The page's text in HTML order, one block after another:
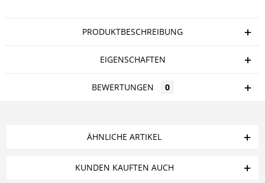
PRODUKTBESCHREIBUNG
EIGENSCHAFTEN
BEWERTUNGEN 0
ÄHNLICHE ARTIKEL
KUNDEN KAUFTEN AUCH